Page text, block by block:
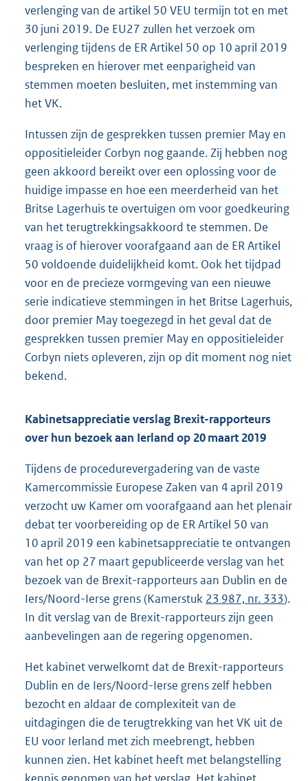
verlenging van de artikel 50 VEU termijn tot en met
30 juni 2019. De EU27 zullen het verzoek om
verlenging tijdens de ER Artikel 50 op 10 april 2019
bespreken en hierover met eenparigheid van
stemmen moeten besluiten, met instemming van
het VK.
Intussen zijn de gesprekken tussen premier May en
oppositieleider Corbyn nog gaande. Zij hebben nog
geen akkoord bereikt over een oplossing voor de
huidige impasse en hoe een meerderheid van het
Britse Lagerhuis te overtuigen om voor goedkeuring
van het terugtrekkingsakkoord te stemmen. De
vraag is of hierover voorafgaand aan de ER Artikel
50 voldoende duidelijkheid komt. Ook het tijdpad
voor en de precieze vormgeving van een nieuwe
serie indicatieve stemmingen in het Britse Lagerhuis,
door premier May toegezegd in het geval dat de
gesprekken tussen premier May en oppositieleider
Corbyn niets opleveren, zijn op dit moment nog niet
bekend.
Kabinetsappreciatie verslag Brexit-rapporteurs
over hun bezoek aan Ierland op 20 maart 2019
Tijdens de procedurevergadering van de vaste
Kamercommissie Europese Zaken van 4 april 2019
verzocht uw Kamer om voorafgaand aan het plenair
debat ter voorbereiding op de ER Artikel 50 van
10 april 2019 een kabinetsappreciatie te ontvangen
van het op 27 maart gepubliceerde verslag van het
bezoek van de Brexit-rapporteurs aan Dublin en de
Iers/Noord-Ierse grens (Kamerstuk 23 987, nr. 333).
In dit verslag van de Brexit-rapporteurs zijn geen
aanbevelingen aan de regering opgenomen.
Het kabinet verwelkomt dat de Brexit-rapporteurs
Dublin en de Iers/Noord-Ierse grens zelf hebben
bezocht en aldaar de complexiteit van de
uitdagingen die de terugtrekking van het VK uit de
EU voor Ierland met zich meebrengt, hebben
kunnen zien. Het kabinet heeft met belangstelling